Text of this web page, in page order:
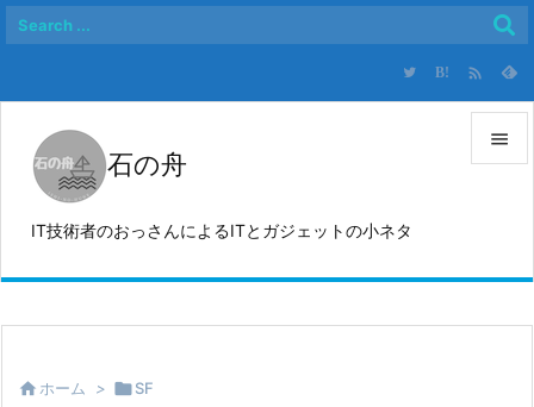
石の舟
IT技術者のおっさんによるITとガジェットの小ネタ

サイド
B! 
 ホーム > SF